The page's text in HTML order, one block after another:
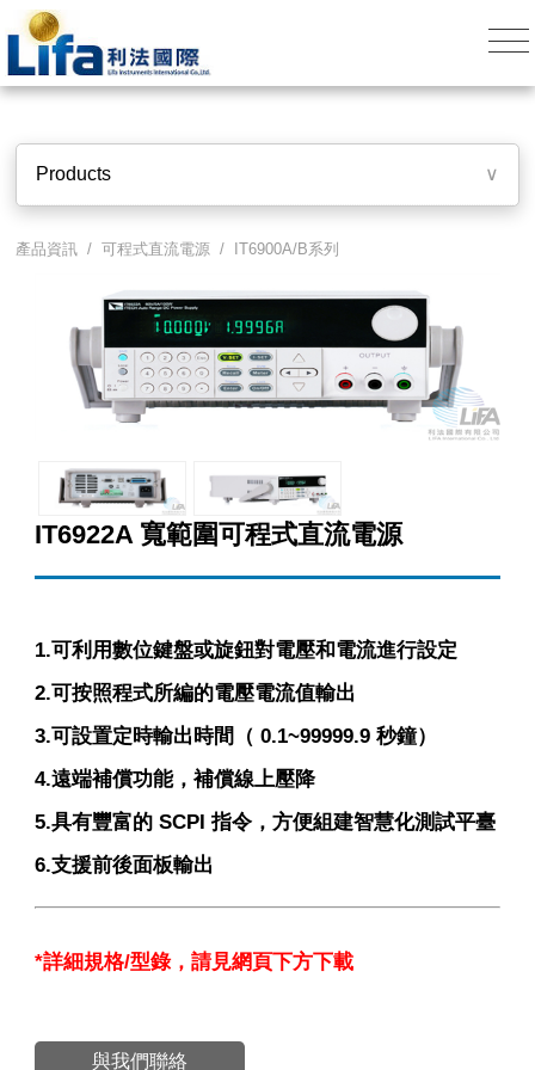
Products ∨
產品資訊 /可程式直流電源 / IT6900A/B系列
IT6922A 寬範圍可程式直流電源
1.可利用數位鍵盤或旋鈕對電壓和電流進行設定
2.可按照程式所編的電壓電流值輸出
3.可設置定時輸出時間（ 0.1~99999.9 秒鐘）
4.遠端補償功能，補償線上壓降
5.具有豐富的 SCPI 指令，方便組建智慧化測試平臺
6.支援前後面板輸出
*詳細規格/型錄，請見網頁下方下載
與我們聯絡